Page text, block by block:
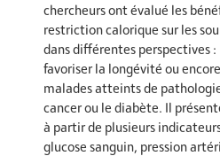
chercheurs ont évalué les
restriction calorique sur les
dans différentes perspectives
favoriser la longévité ou
malades atteints de
cancer ou le diabète. Il
à partir de plusieurs
glucose sanguin, pression